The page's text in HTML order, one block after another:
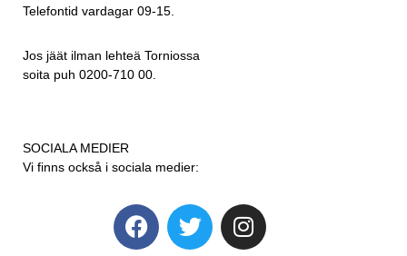
Telefontid vardagar 09-15.
Jos jäät ilman lehteä Torniossa
soita puh 0200-710 00.
SOCIALA MEDIER
Vi finns också i sociala medier: